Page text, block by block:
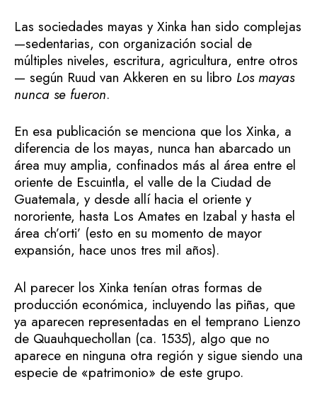
Las sociedades mayas y Xinka han sido complejas
—sedentarias, con organización social de
múltiples niveles, escritura, agricultura, entre otros
— según Ruud van Akkeren en su libro Los mayas
nunca se fueron.
En esa publicación se menciona que los Xinka, a
diferencia de los mayas, nunca han abarcado un
área muy amplia, confinados más al área entre el
oriente de Escuintla, el valle de la Ciudad de
Guatemala, y desde allí hacia el oriente y
nororiente, hasta Los Amates en Izabal y hasta el
área ch’orti’ (esto en su momento de mayor
expansión, hace unos tres mil años).
Al parecer los Xinka tenían otras formas de
producción económica, incluyendo las piñas, que
ya aparecen representadas en el temprano Lienzo
de Quauhquechollan (ca. 1535), algo que no
aparece en ninguna otra región y sigue siendo una
especie de «patrimonio» de este grupo.